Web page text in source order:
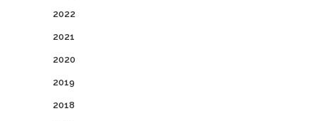
2022
2021
2020
2019
2018